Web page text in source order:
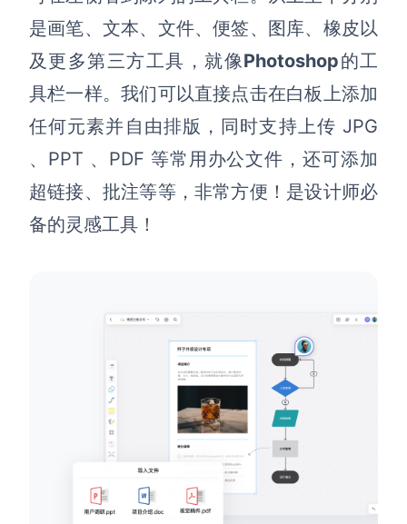
高效协作
敏捷实践
在线绘图
思维和灵感整理
流程整理
情绪板
查看所有场景
是画笔、文本、文件、便签、图库、橡皮以
及更多第三方工具，就像Photoshop的工
具栏一样。我们可以直接点击在白板上添加
任何元素并自由排版，同时支持上传 JPG
、PPT 、PDF 等常用办公文件，还可添加
超链接、批注等等，非常方便！ 是设计师必
备的灵感工具！